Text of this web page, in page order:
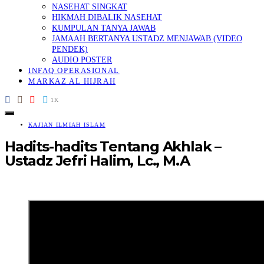
NASEHAT SINGKAT
HIKMAH DIBALIK NASEHAT
KUMPULAN TANYA JAWAB
JAMAAH BERTANYA USTADZ MENJAWAB (VIDEO
PENDEK)
AUDIO POSTER
INFAQ OPERASIONAL
MARKAZ AL HIJRAH
1K
KAJIAN ILMIAH ISLAM
Hadits-hadits Tentang Akhlak –
Ustadz Jefri Halim, Lc., M.A